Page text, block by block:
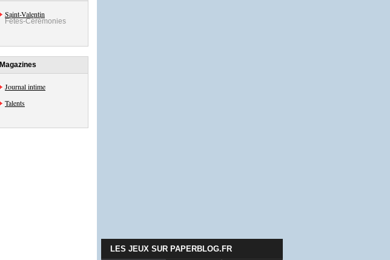
Saint-Valentin
Fêtes-Cérémonies
Magazines
Journal intime
Talents
LES JEUX SUR PAPERBLOG.FR